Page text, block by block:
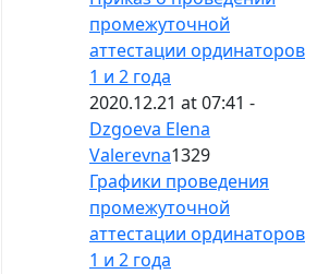
промежуточной
аттестации ординаторов
1 и 2 года
2020.12.21 at 07:41 -
Dzgoeva Elena
Valerevna1329
Графики проведения
промежуточной
аттестации ординаторов
1 и 2 года